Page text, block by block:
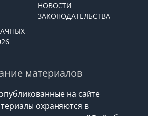
НОВОСТИ
ЗАКОНОДАТЕЛЬСТВА
материалов
на сайте
охраняются в